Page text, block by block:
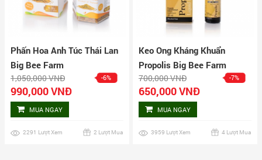
Phấn Hoa Anh Túc Thái Lan
Big Bee Farm
1,050,000 VNĐ -6%
990,000 VNĐ
MUA NGAY
2291 Lượt Xem 2 Lượt Mua
Keo Ong Kháng Khuẩn
Propolis Big Bee Farm
700,000 VNĐ -7%
650,000 VNĐ
MUA NGAY
3959 Lượt Xem 4 Lượt Mua